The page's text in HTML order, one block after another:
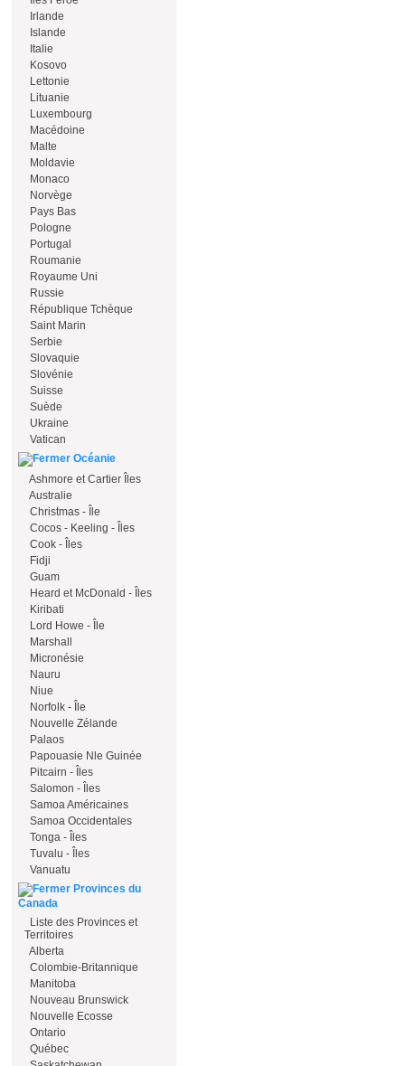
Irlande
Islande
Italie
Kosovo
Lettonie
Lituanie
Luxembourg
Macédoine
Malte
Moldavie
Monaco
Norvège
Pays Bas
Pologne
Portugal
Roumanie
Royaume Uni
Russie
République Tchèque
Saint Marin
Serbie
Slovaquie
Slovénie
Suisse
Suède
Ukraine
Vatican
Océanie
Ashmore et Cartier Îles
Australie
Christmas - Île
Cocos - Keeling - Îles
Cook - Îles
Fidji
Guam
Heard et McDonald - Îles
Kiribati
Lord Howe - Île
Marshall
Micronésie
Nauru
Niue
Norfolk - Île
Nouvelle Zélande
Palaos
Papouasie Nle Guinée
Pitcairn - Îles
Salomon - Îles
Samoa Américaines
Samoa Occidentales
Tonga - Îles
Tuvalu - Îles
Vanuatu
Provinces du
Canada
Liste des Provinces et
Territoires
Alberta
Colombie-Britannique
Manitoba
Nouveau Brunswick
Nouvelle Ecosse
Ontario
Québec